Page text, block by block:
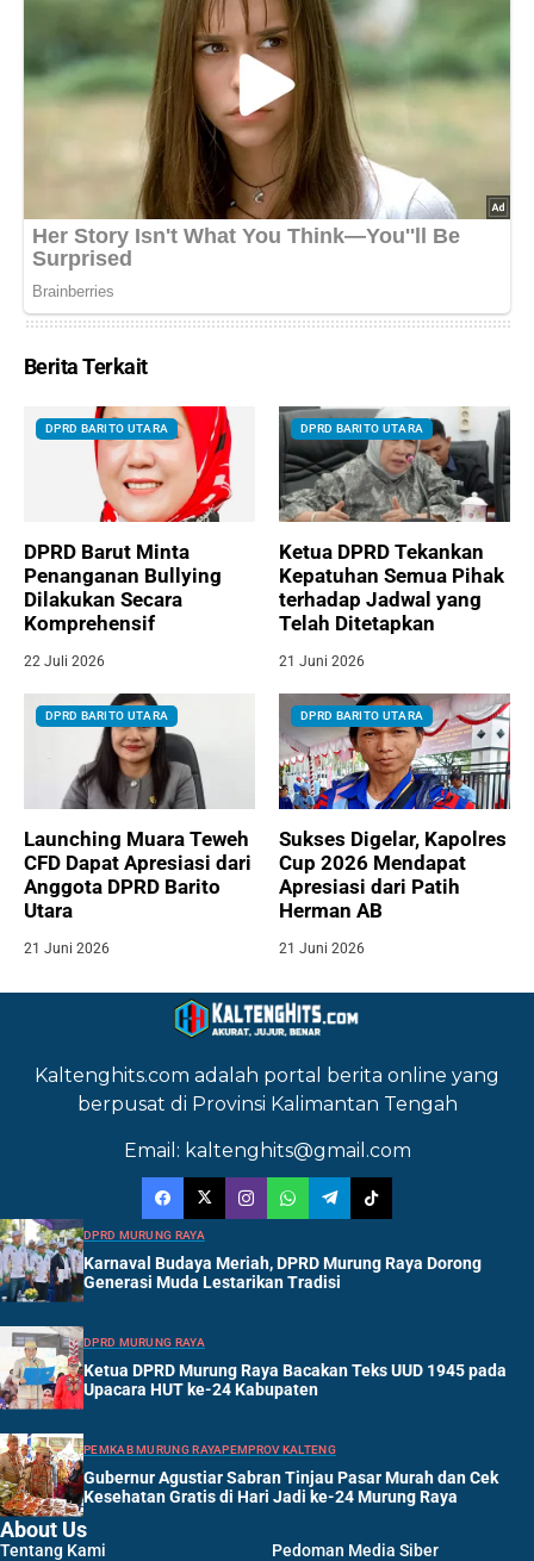
Berita Terkait
DPRD BARITO UTARA
DPRD Barut Minta
Penanganan Bullying
Dilakukan Secara
Komprehensif
22 Juli 2026
DPRD BARITO UTARA
Ketua DPRD Tekankan
Kepatuhan Semua Pihak
terhadap Jadwal yang
Telah Ditetapkan
21 Juni 2026
DPRD BARITO UTARA
Launching Muara Teweh
CFD Dapat Apresiasi dari
Anggota DPRD Barito
Utara
21 Juni 2026
DPRD BARITO UTARA
Sukses Digelar, Kapolres
Cup 2026 Mendapat
Apresiasi dari Patih
Herman AB
21 Juni 2026
Kaltenghits.com adalah portal berita online yang
berpusat di Provinsi Kalimantan Tengah
Email: kaltenghits@gmail.com
DPRD MURUNG RAYA
Karnaval Budaya Meriah, DPRD Murung Raya Dorong
Generasi Muda Lestarikan Tradisi
DPRD MURUNG RAYA
Ketua DPRD Murung Raya Bacakan Teks UUD 1945 pada
Upacara HUT ke-24 Kabupaten
PEMKAB MURUNG RAYAPEMPROV KALTENG
Gubernur Agustiar Sabran Tinjau Pasar Murah dan Cek
Kesehatan Gratis di Hari Jadi ke-24 Murung Raya
About Us
Tentang Kami Pedoman Media Siber